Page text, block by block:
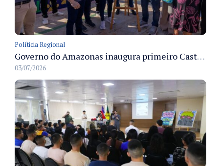
Políticia Regional
Governo do Amazonas inaugura primeiro Castramóvel Fluvial para atendimento veterinário às comunidades ribeirinhas e castração gratuita
03/07/2026